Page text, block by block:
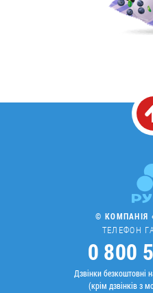
© КОМПАНІЯ
ТЕЛЕФОН
0 800
Дзвінки безкоштовні
(крім дзвінків з